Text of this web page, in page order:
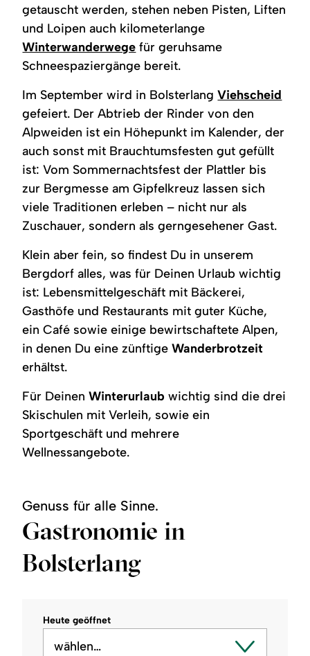
getauscht werden, stehen neben Pisten, Liften
und Loipen auch kilometerlange
Winterwanderwege für geruhsame
Schneespaziergänge bereit.
Im September wird in BolsterlangViehscheid
gefeiert. Der Abtrieb der Rinder von den
Alpweiden ist ein Höhepunkt im Kalender, der
auch sonst mit Brauchtumsfesten gut gefüllt
ist: Vom Sommernachtsfest der Plattler bis
zur Bergmesse am Gipfelkreuz lassen sich
viele Traditionen erleben – nicht nur als
Zuschauer, sondern als gerngesehener Gast.
Klein aber fein, so findest Du in unserem
Bergdorf alles, was für Deinen Urlaub wichtig
ist: Lebensmittelgeschäft mit Bäckerei,
Gasthöfe und Restaurants mit guter Küche,
ein Café sowie einige bewirtschaftete Alpen,
in denen Du eine zünftigeWanderbrotzeit
erhältst.
Für DeinenWinterurlaub wichtig sind die drei
Skischulen mit Verleih, sowie ein
Sportgeschäft und mehrere
Wellnessangebote.
Genuss für alle Sinne.
Gastronomie in
Bolsterlang
Heute geöffnet
wählen…